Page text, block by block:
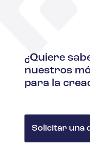
¿Quiere
nuestros
para la
Solicitar una